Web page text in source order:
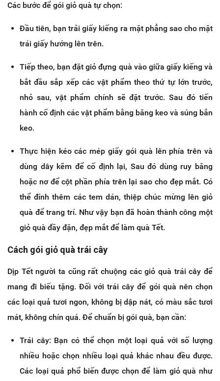
Các bước để gói giỏ quà tự chọn:
Đầu tiên, bạn trải giấy kiếng ra mặt phẳng sao cho mặt
trái giấy hướng lên trên.
Tiếp theo, bạn đặt giỏ đựng quà vào giữa giấy kiếng và
bắt đầu sắp xếp các vật phẩm theo thứ tự lớn trước,
nhỏ sau, vật phẩm chính sẽ đặt trước. Sau đó tiến
hành cố định các vật phẩm bằng băng keo và súng bắn
keo.
Thực hiện kéo các mép giấy gói quà lên phía trên và
dùng dây kẽm để cố định lại, Sau đó dùng ruy băng
hoặc nơ để cột phần phía trên lại sao cho đẹp mắt. Có
thể đính thêm các tem dán, thiệp chúc mừng lên giỏ
quà để trang trí. Như vậy bạn đã hoàn thành công một
giỏ quà đầy đặn, đẹp mắt để làm quà Tết.
Cách gói giỏ quà trái cây
Dịp Tết người ta cũng rất chuộng các giỏ quà trái cây để
mang đi biếu tặng. Đối với trái cây để gói quà nên chọn
các loại quả tươi ngon, không bị dập nát, có màu sắc tươi
mát, không chín quá. Để chuẩn bị gói quà, bạn cần:
Trái cây: Bạn có thể chọn một loại quả với số lượng
nhiều hoặc chọn nhiều loại quả khác nhau đều được.
Các loại quả phổ biến được chọn để làm giỏ quà như